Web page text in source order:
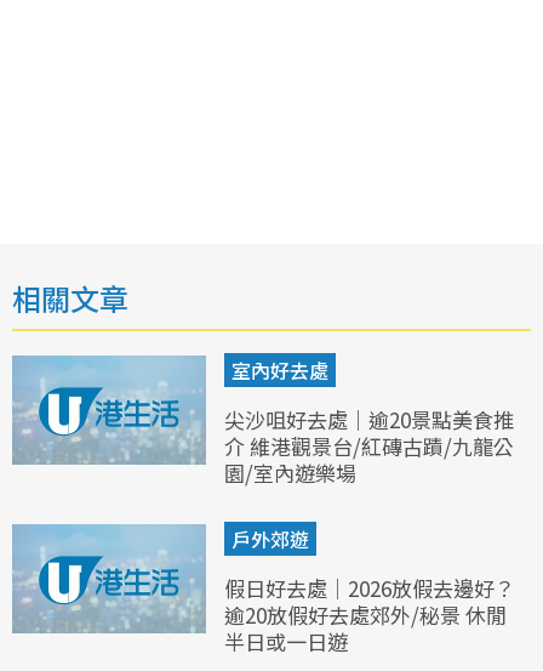
相關文章
室內好去處
尖沙咀好去處｜逾20景點美食推
介 維港觀景台/紅磚古蹟/九龍公
園/室內遊樂場
戶外郊遊
假日好去處｜2026放假去邊好？
逾20放假好去處郊外/秘景 休閒
半日或一日遊